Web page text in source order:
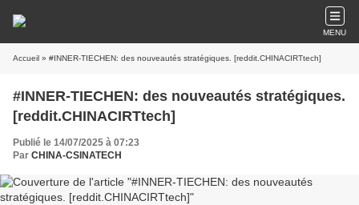
MENU
Accueil » #INNER-TIECHEN: des nouveautés stratégiques. [reddit.CHINACIRTtech]
#INNER-TIECHEN: des nouveautés stratégiques.
[reddit.CHINACIRTtech]
Publié le 14/07/2025 à 07:23
Par CHINA-CSINATECH